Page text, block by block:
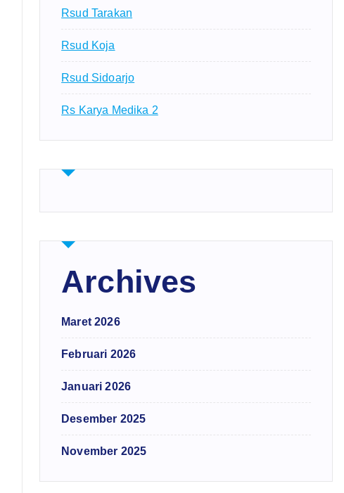
Rsud Tarakan
Rsud Koja
Rsud Sidoarjo
Rs Karya Medika 2
Archives
Maret 2026
Februari 2026
Januari 2026
Desember 2025
November 2025